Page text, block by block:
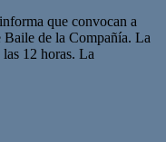
que convocan a
Baile de la Compañía. La
12 horas. La